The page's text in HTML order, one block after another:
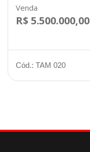
Venda
R$ 5.500.000,00
Cód.: TAM 020